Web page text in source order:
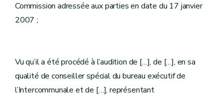
Commission adressée aux parties en date du 17 janvier
2007 ;
Vu qu’il a été procédé à l’audition de […], de […], en sa
qualité de conseiller spécial du bureau exécutif de
l’Intercommunale et de […], représentant